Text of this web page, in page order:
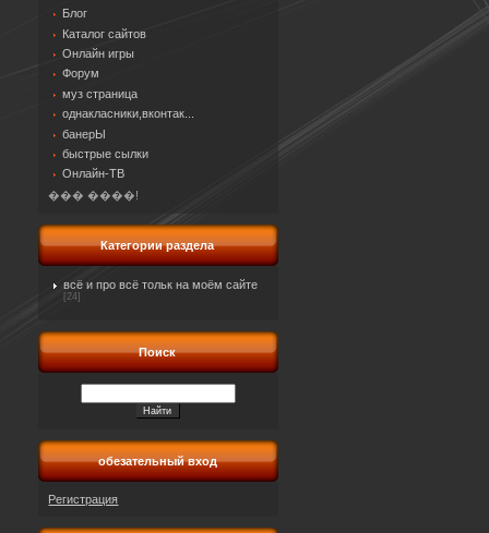
Блог
Каталог сайтов
Онлайн игры
Форум
муз страница
однакласники,вконтак...
банерЫ
быстрые сылки
Онлайн-ТВ
��� ����!
Категории раздела
всё и про всё тольк на моём сайте
[24]
Поиск
обезательный вход
Регистрация